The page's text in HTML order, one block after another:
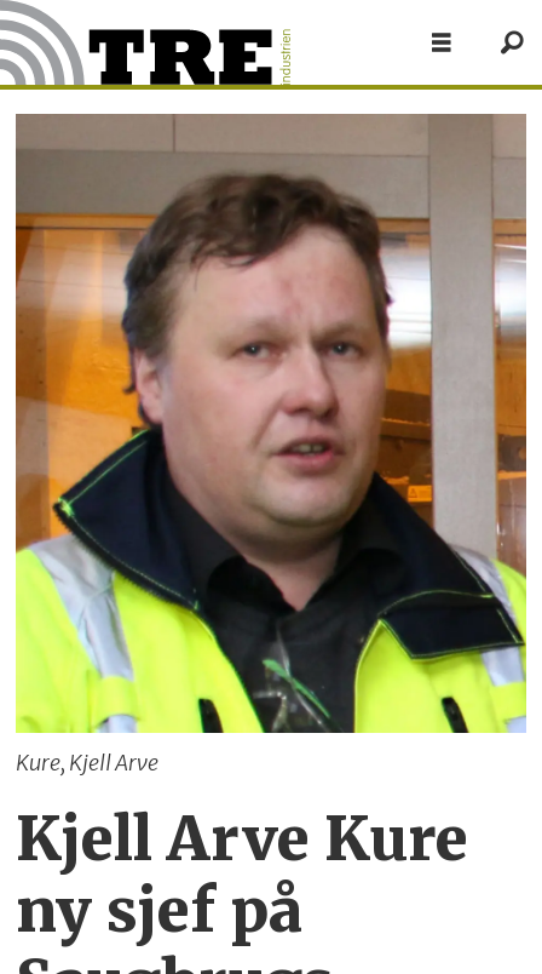
Kure, Kjell Arve
Kjell Arve Kure
ny sjef på